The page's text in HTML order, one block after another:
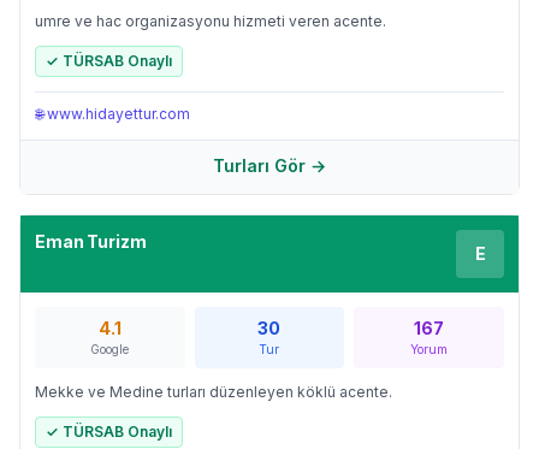
umre ve hac organizasyonu hizmeti veren acente.
✓ TÜRSAB Onaylı
🌐www.hidayettur.com
Turları Gör →
Eman Turizm
E
4.1
Google
30
Tur
167
Yorum
Mekke ve Medine turları düzenleyen köklü acente.
✓ TÜRSAB Onaylı